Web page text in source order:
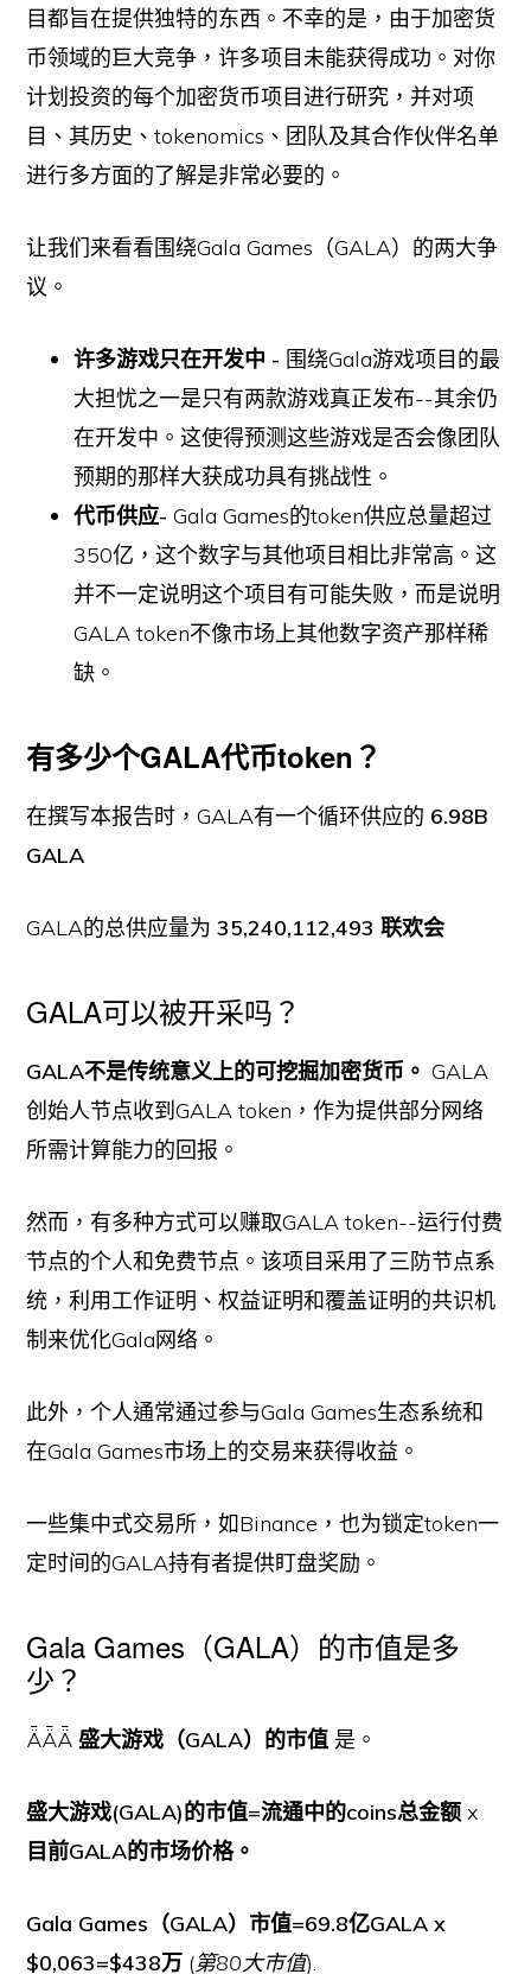
目都旨在提供独特的东西。不幸的是，由于加密货
币领域的巨大竞争，许多项目未能获得成功。对你
计划投资的每个加密货币项目进行研究，并对项
目、其历史、tokenomics、团队及其合作伙伴名单
进行多方面的了解是非常必要的。
让我们来看看围绕Gala Games（GALA）的两大争
议。
许多游戏只在开发中 - 围绕Gala游戏项目的最
大担忧之一是只有两款游戏真正发布--其余仍
在开发中。这使得预测这些游戏是否会像团队
预期的那样大获成功具有挑战性。
代币供应-Gala Games的token供应总量超过
350亿，这个数字与其他项目相比非常高。这
并不一定说明这个项目有可能失败，而是说明
GALA token不像市场上其他数字资产那样稀
缺。
有多少个GALA代币token？
在撰写本报告时，GALA有一个循环供应的 6.98B
GALA
GALA的总供应量为35,240,112,493 联欢会
GALA可以被开采吗？
GALA不是传统意义上的可挖掘加密货币。GALA
创始人节点收到GALA token，作为提供部分网络
所需计算能力的回报。
然而，有多种方式可以赚取GALA token--运行付费
节点的个人和免费节点。该项目采用了三防节点系
统，利用工作证明、权益证明和覆盖证明的共识机
制来优化Gala网络。
此外，个人通常通过参与Gala Games生态系统和
在Gala Games市场上的交易来获得收益。
一些集中式交易所，如Binance，也为锁定token一
定时间的GALA持有者提供盯盘奖励。
Gala Games（GALA）的市值是多
少？
ǞǞǞ盛大游戏（GALA）的市值 是。
盛大游戏(GALA)的市值=流通中的coins总金额x
目前GALA的市场价格。
Gala Games（GALA）市值=69.8亿GALA x
$0,063=$438万 (第80大市值).